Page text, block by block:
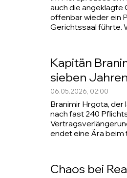
auch die angeklagte
offenbar wieder ein
Gerichtssaal führte.
Kapitän
sieben Jahren
06.05.2026, 02:00
Branimir Hrgota, der
nach fast 240
endet eine Ära beim
Chaos bei